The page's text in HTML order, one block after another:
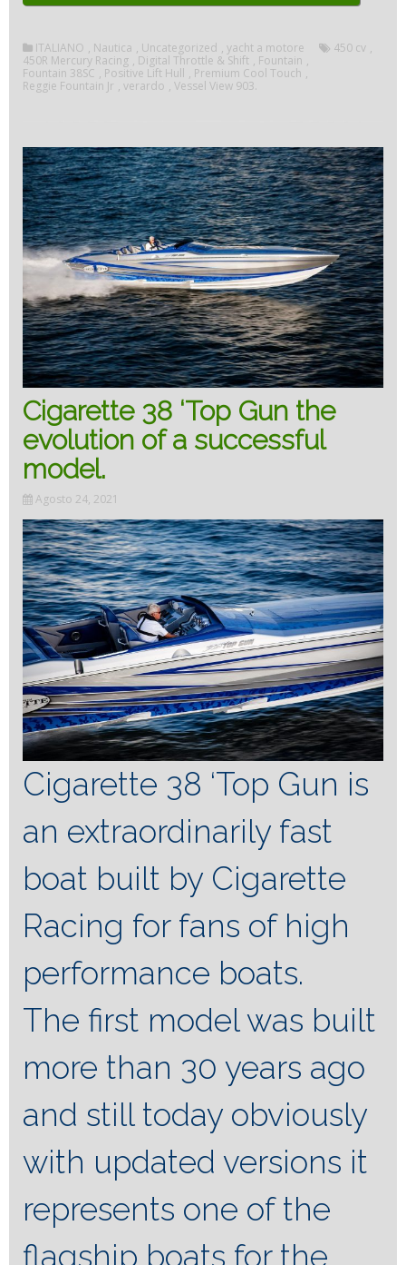
ITALIANO , Nautica , Uncategorized , yacht a motore 450 cv ,
450R Mercury Racing , Digital Throttle & Shift , Fountain ,
Fountain 38SC , Positive Lift Hull , Premium Cool Touch ,
Reggie Fountain Jr , verardo , Vessel View 903.
Cigarette 38 ‘Top Gun the
evolution of a successful
model.
Agosto 24, 2021
Cigarette 38 ‘Top Gun is
an extraordinarily fast
boat built by Cigarette
Racing for fans of high
performance boats.
The first model was built
more than 30 years ago
and still today obviously
with updated versions it
represents one of the
flagship boats for the